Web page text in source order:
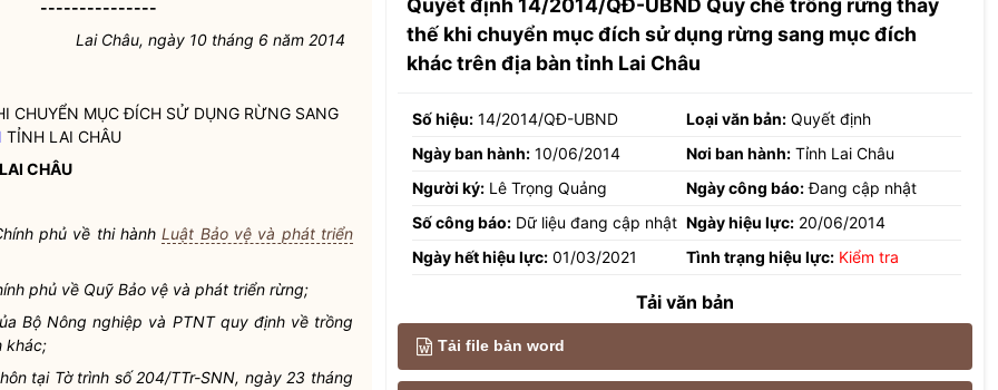
---------------
Lai Châu, ngày 10 tháng 6 năm 2014
CHUYỂN MỤC ĐÍCH SỬ DỤNG RỪNG SANG
TỈNH LAI CHÂU
CHÂU
phủ về thi hànhLuật Bảo vệ và phát triển
phủ về Quỹ Bảo vệ và phát triển rừng;
Bộ Nông nghiệp và PTNT quy định về trồng
khác;
tại Tờ trình số 204/TTr-SNN, ngày 23 tháng
Quyết định 14/2014/QĐ-UBND Quy chế trồng rừng thay
thế khi chuyển mục đích sử dụng rừng sang mục đích
khác trên địa bàn tỉnh Lai Châu
Số hiệu: 14/2014/QĐ-UBND Loại văn bản: Quyết định
Ngày ban hành: 10/06/2014 Nơi ban hành: Tỉnh Lai Châu
Người ký: Lê Trọng Quảng Ngày công báo:Đang cập nhật
Số công báo: Dữ liệu đang cập nhật Ngày hiệu lực: 20/06/2014
Ngày hết hiệu lực: 01/03/2021 Tình trạng hiệu lực: Kiểm tra
Tải văn bản
Tải file bản word